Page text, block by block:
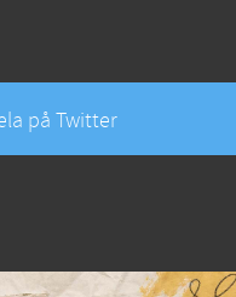
på Twitter